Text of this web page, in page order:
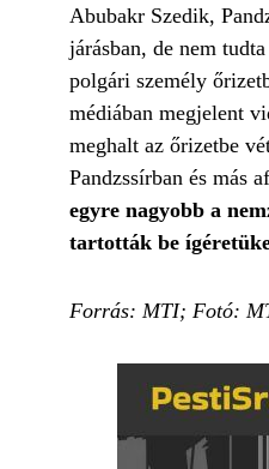
Abubakr Szedik,
járásban, de nem
polgári személy
médiában megjelent
meghalt az őrizetbe
Pandzssírban és más
egyre nagyobb a
tartották be
Forrás: MTI; Fotó: